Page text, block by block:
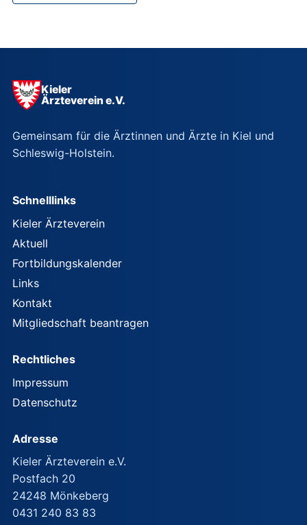
Kieler
Ärzteverein e.V.
Gemeinsam für die Ärztinnen und Ärzte in Kiel und
Schleswig-Holstein.
Schnelllinks
Kieler Ärzteverein
Aktuell
Fortbildungskalender
Links
Kontakt
Mitgliedschaft beantragen
Rechtliches
Impressum
Datenschutz
Adresse
Kieler Ärzteverein e.V.
Postfach 20
24248 Mönkeberg
0431 240 83 83